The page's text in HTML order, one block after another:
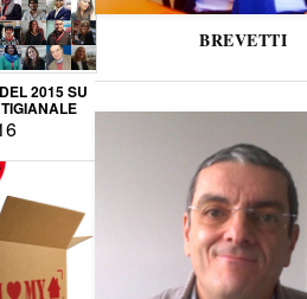
2015 SU
BREVETTI